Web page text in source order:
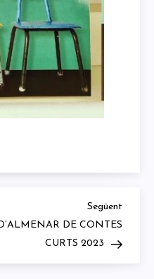
Següent
DE CONTES
CURTS 2023